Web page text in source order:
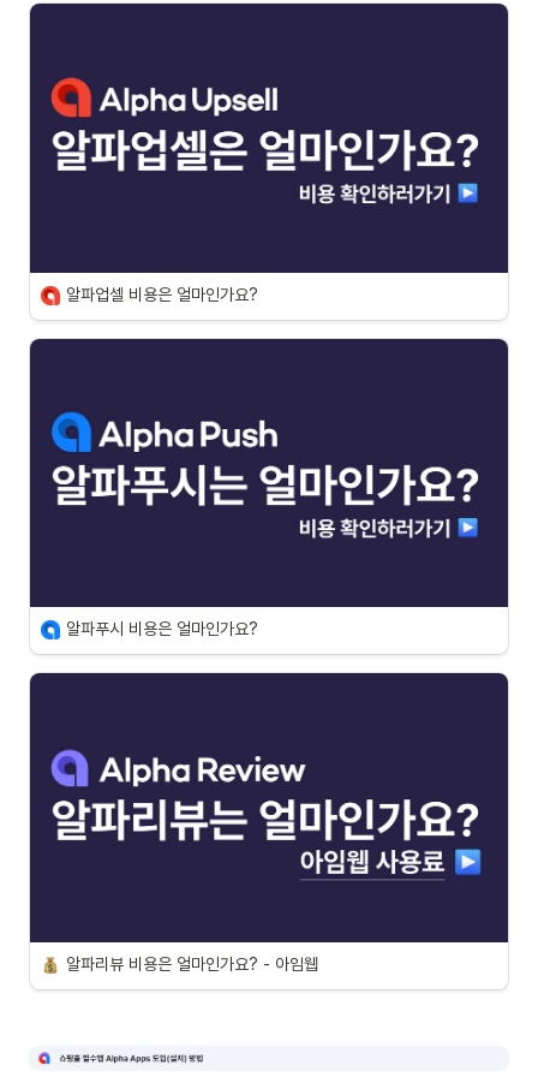
알파업셀 비용은 얼마인가요?
알파푸시 비용은 얼마인가요?
알파리뷰 비용은 얼마인가요? - 아임웹